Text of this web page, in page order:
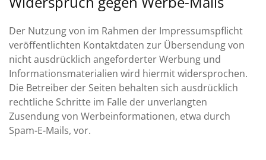
Der Nutzung von im Rahmen der Impressumspflicht
veröffentlichten Kontaktdaten zur Übersendung von
nicht ausdrücklich angeforderter Werbung und
Informationsmaterialien wird hiermit widersprochen.
Die Betreiber der Seiten behalten sich ausdrücklich
rechtliche Schritte im Falle der unverlangten
Zusendung von Werbeinformationen, etwa durch
Spam-E-Mails, vor.